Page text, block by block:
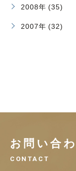
2008年 (35)
2007年 (32)
お問い合
CONTACT